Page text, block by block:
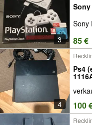
3
Sony
85 €
4
Ps4
100